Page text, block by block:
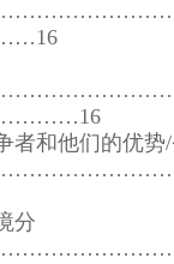
者和他们的优势
分